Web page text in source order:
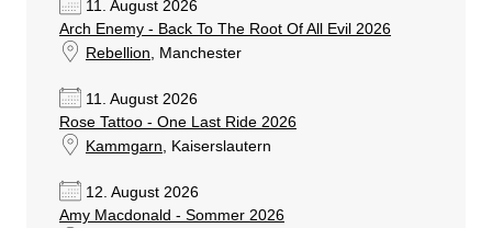
11. August 2026
Arch Enemy - Back To The Root Of All Evil 2026
Rebellion, Manchester
11. August 2026
Rose Tattoo - One Last Ride 2026
Kammgarn, Kaiserslautern
12. August 2026
Amy Macdonald - Sommer 2026